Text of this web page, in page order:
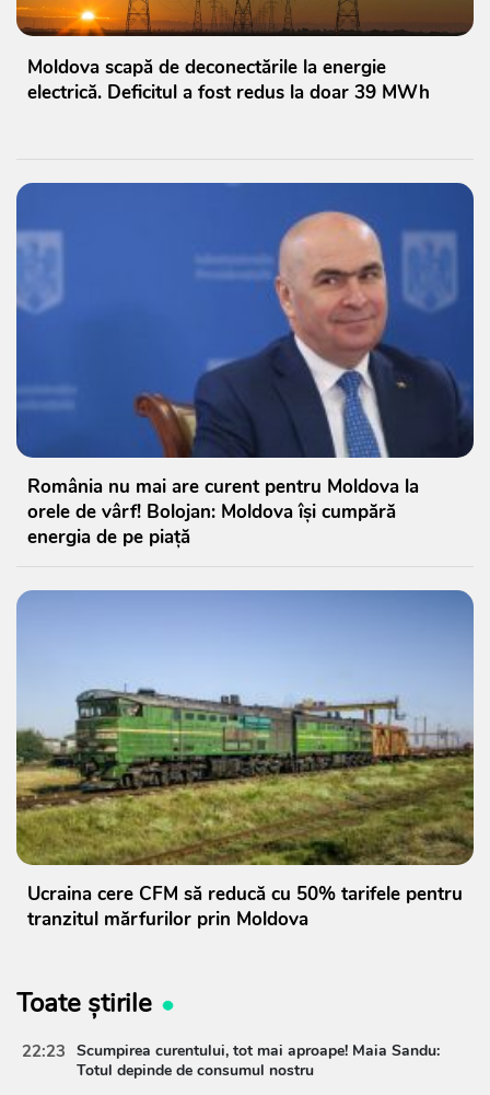
Moldova scapă de deconectările la energie
electrică. Deficitul a fost redus la doar 39 MWh
România nu mai are curent pentru Moldova la
orele de vârf! Bolojan: Moldova își cumpără
energia de pe piață
Ucraina cere CFM să reducă cu 50% tarifele pentru
tranzitul mărfurilor prin Moldova
Toate știrile
22:23 Scumpirea curentului, tot mai aproape! Maia Sandu:
Totul depinde de consumul nostru